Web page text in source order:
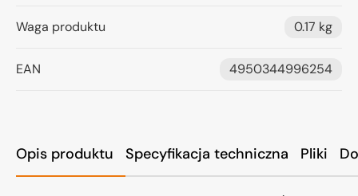
Opis produktu Specyfikacja techniczna Pliki
Waga produktu 0.17 kg
EAN 4950344996254